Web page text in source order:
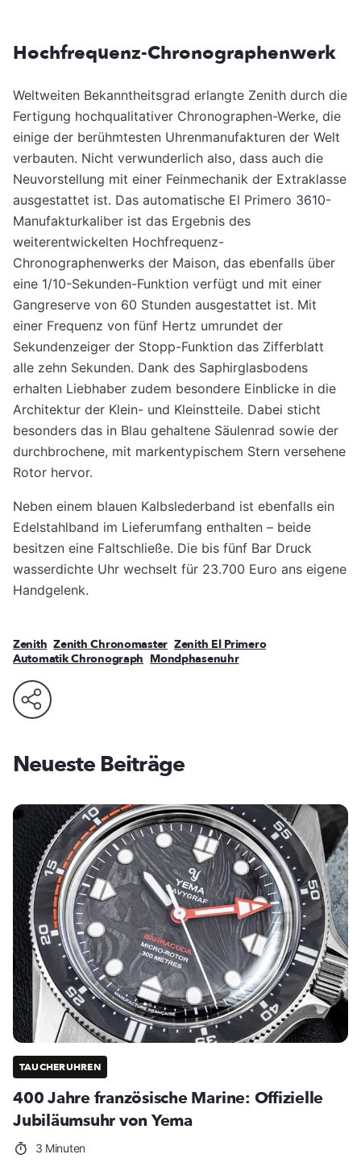
Hochfrequenz-Chronographenwerk
Weltweiten Bekanntheitsgrad erlangte Zenith durch die
Fertigung hochqualitativer Chronographen-Werke, die
einige der berühmtesten Uhrenmanufakturen der Welt
verbauten. Nicht verwunderlich also, dass auch die
Neuvorstellung mit einer Feinmechanik der Extraklasse
ausgestattet ist. Das automatische El Primero 3610-
Manufakturkaliber ist das Ergebnis des
weiterentwickelten Hochfrequenz-
Chronographenwerks der Maison, das ebenfalls über
eine 1/10-Sekunden-Funktion verfügt und mit einer
Gangreserve von 60 Stunden ausgestattet ist. Mit
einer Frequenz von fünf Hertz umrundet der
Sekundenzeiger der Stopp-Funktion das Zifferblatt
alle zehn Sekunden. Dank des Saphirglasbodens
erhalten Liebhaber zudem besondere Einblicke in die
Architektur der Klein- und Kleinstteile. Dabei sticht
besonders das in Blau gehaltene Säulenrad sowie der
durchbrochene, mit markentypischem Stern versehene
Rotor hervor.
Neben einem blauen Kalbslederband ist ebenfalls ein
Edelstahlband im Lieferumfang enthalten – beide
besitzen eine Faltschließe. Die bis fünf Bar Druck
wasserdichte Uhr wechselt für 23.700 Euro ans eigene
Handgelenk.
Zenith Zenith Chronomaster Zenith El Primero
Automatik Chronograph Mondphasenuhr
Neueste Beiträge
TAUCHERUHREN
400 Jahre französische Marine: Offizielle
Jubiläumsuhr von Yema
3 Minuten